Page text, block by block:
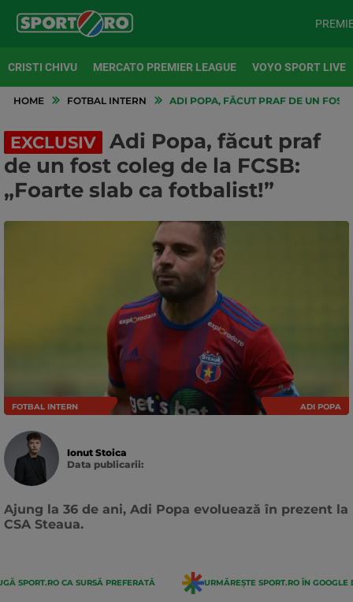
CRISTI CHIVU MERCATO PREMIER LEAGUE VOYO SPORT LIVE
HOME FOTBAL INTERN ADI POPA, FĂCUT PRAF DE UN FOST
EXCLUSIV
Adi Popa, făcut praf
de un fost coleg de la FCSB:
„Foarte slab ca fotbalist!”
FOTBAL INTERN ADI POPA
Ionut Stoica
Data publicarii:
Ajung la 36 de ani, Adi Popa evoluează în prezent la
CSA Steaua.
SPORT.RO CA SURSĂ PREFERATĂ URMĂREȘTE SPORT.RO ÎN GOOGLE